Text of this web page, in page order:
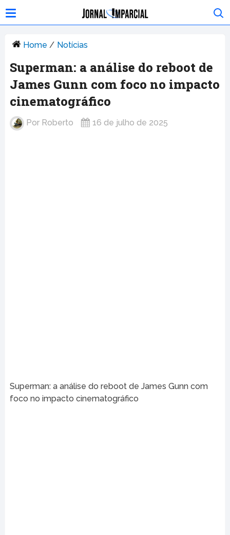
Home / Notícias
Superman: a análise do reboot de
James Gunn com foco no impacto
cinematográfico
Por Roberto 16 de julho de 2025
Superman: a análise do reboot de James Gunn com
foco no impacto cinematográfico